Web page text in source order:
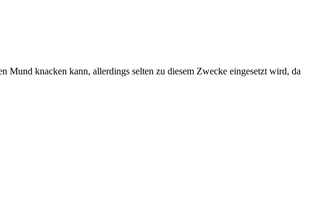
knacken kann, allerdings selten zu diesem Zwecke eingesetzt wird, da